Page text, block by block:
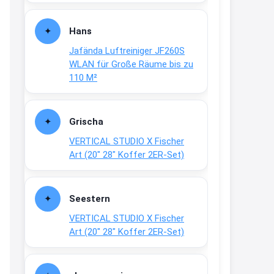
Hans
Jafända Luftreiniger JF260S
WLAN für Große Räume bis zu
110 M²
Grischa
VERTICAL STUDIO X Fischer
Art (20″ 28″ Koffer 2ER-Set)
Seestern
VERTICAL STUDIO X Fischer
Art (20″ 28″ Koffer 2ER-Set)
Fielmann-Blinkis mehr / wurde
www.fielmann-
group.com/blinkis...
13:44
dich zu sehen, alles gut?
15:01
An 01.08. / Sensodyne Rabatt 3€
/ max. 15.000www.erlebe-